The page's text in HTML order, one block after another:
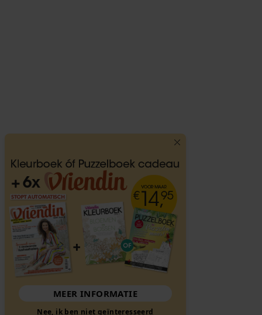
MEER INFORMATIE
Nee, ik ben niet geïnteresseerd